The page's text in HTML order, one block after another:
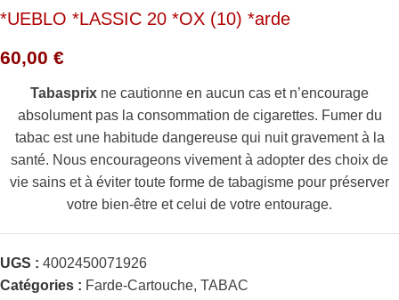
*UEBLO *LASSIC 20 *OX (10) *arde
60,00 €
Tabasprix ne cautionne en aucun cas et n’encourage
absolument pas la consommation de cigarettes. Fumer du
tabac est une habitude dangereuse qui nuit gravement à la
santé. Nous encourageons vivement à adopter des choix de
vie sains et à éviter toute forme de tabagisme pour préserver
votre bien-être et celui de votre entourage.
UGS : 4002450071926
Catégories : Farde-Cartouche, TABAC